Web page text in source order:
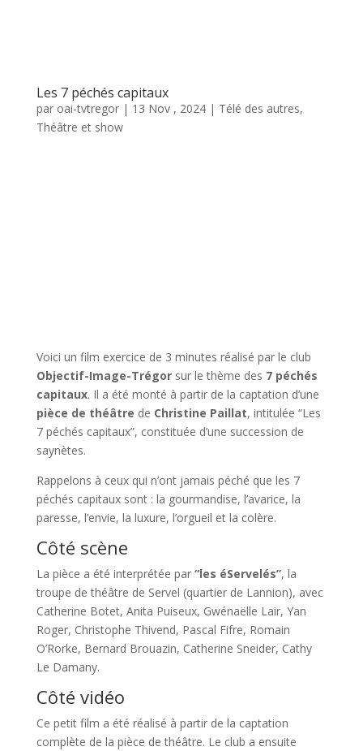
Les 7 péchés capitaux
par oai-tvtregor| 13 Nov , 2024| Télé des autres,
Théâtre et show
Voici un film exercice de 3 minutes réalisé par le club
Objectif-Image-Trégorsur le thème des 7 péchés
capitaux. Il a été monté à partir de la captation d’une
pièce de théâtre de Christine Paillat, intitulée “Les
7 péchés capitaux”, constituée d’une succession de
saynètes.
Rappelons à ceux qui n’ont jamais péché que les 7
péchés capitaux sont : la gourmandise, l’avarice, la
paresse, l’envie, la luxure, l’orgueil et la colère.
Côté scène
La pièce a été interprétée par “les éServelés”, la
troupe de théâtre de Servel (quartier de Lannion), avec
Catherine Botet, Anita Puiseux, Gwénaëlle Lair, Yan
Roger, Christophe Thivend, Pascal Fifre, Romain
O’Rorke, Bernard Brouazin, Catherine Sneider, Cathy
Le Damany.
Côté vidéo
Ce petit film a été réalisé à partir de la captation
complète de la pièce de théâtre. Le club a ensuite